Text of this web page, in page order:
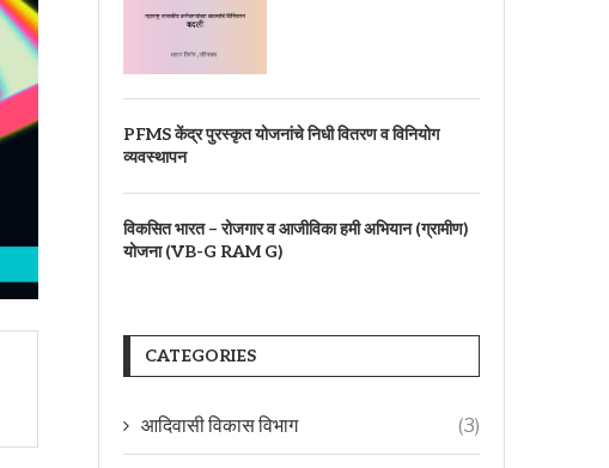
PFMS केंद्र पुरस्कृत योजनांचे निधी वितरण व विनियोग
व्यवस्थापन
विकसित भारत – रोजगार व आजीविका हमी अभियान (ग्रामीण)
योजना (VB-G RAM G)
CATEGORIES
आदिवासी विकास विभाग (3)